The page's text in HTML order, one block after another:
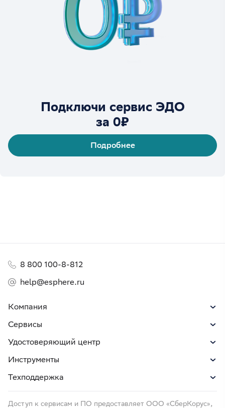
Подключи сервис ЭДО
за 0₽
Подробнее
Компания
Сервисы
Удостоверяющий центр
Инструменты
Техподдержка
8 800 100-8-812
help@esphere.ru
Доступ к сервисам и ПО предоставляет ООО «СберКорус»,